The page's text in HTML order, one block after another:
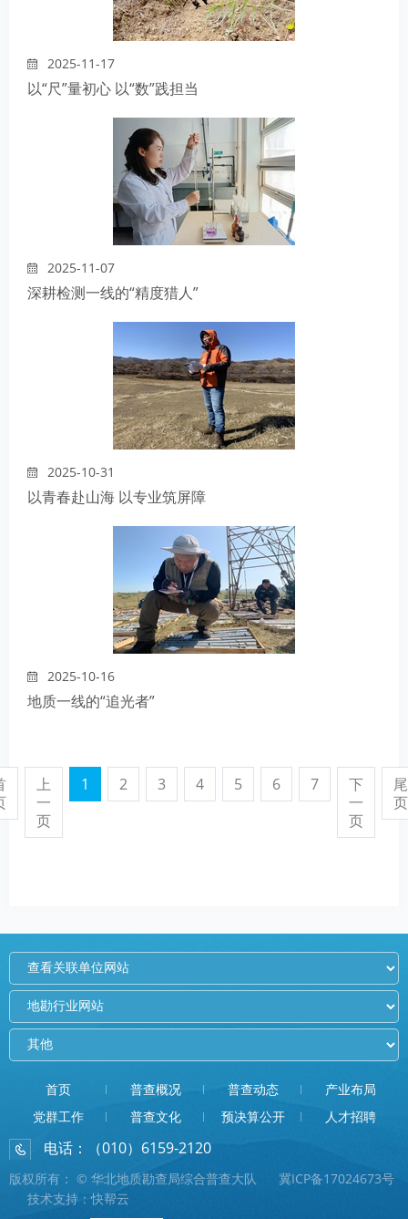
2025-11-17
以“尺”量初心 以“数”践担当
2025-11-07
深耕检测一线的“精度猎人”
2025-10-31
以青春赴山海 以专业筑屏障
2025-10-16
地质一线的“追光者”
上
一
页
1 2 3 4 5 6 7
下
一
页
尾
页
首页 普查概况 普查动态
产业布局
党群工作
普查文化 预决算公开 人才招聘
电话：（010）6159-2120
E-mail：pcddzhenggongbu@126.com
地址：北京东燕郊华冠大街5号
版权所有： © 华北地质勘查局综合普查大队
冀ICP备17024673号
技术支持：快帮云